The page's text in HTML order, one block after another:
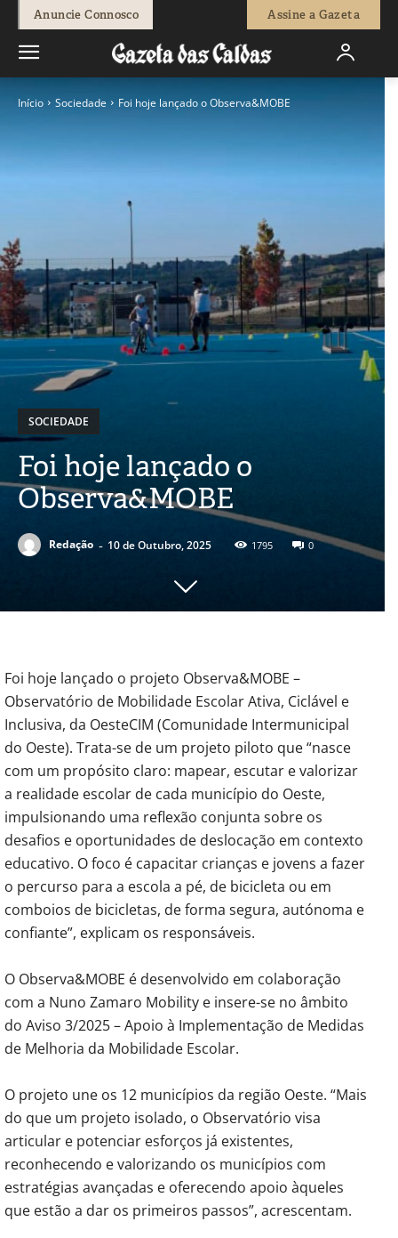
Anuncie Connosco Assine a Gazeta
Início Sociedade Foi hoje lançado o Observa&MOBE
SOCIEDADE
Foi hoje lançado o
Observa&MOBE
Redação - 10 de Outubro, 2025 1795 0
Foi hoje lançado o projeto Observa&MOBE –
Observatório de Mobilidade Escolar Ativa, Ciclável e
Inclusiva, da OesteCIM (Comunidade Intermunicipal
do Oeste). Trata-se de um projeto piloto que “nasce
com um propósito claro: mapear, escutar e valorizar
a realidade escolar de cada município do Oeste,
impulsionando uma reflexão conjunta sobre os
desafios e oportunidades de deslocação em contexto
educativo. O foco é capacitar crianças e jovens a fazer
o percurso para a escola a pé, de bicicleta ou em
comboios de bicicletas, de forma segura, autónoma e
confiante”, explicam os responsáveis.
O Observa&MOBE é desenvolvido em colaboração
com a Nuno Zamaro Mobility e insere-se no âmbito
do Aviso 3/2025 – Apoio à Implementação de Medidas
de Melhoria da Mobilidade Escolar.
O projeto une os 12 municípios da região Oeste. “Mais
do que um projeto isolado, o Observatório visa
articular e potenciar esforços já existentes,
reconhecendo e valorizando os municípios com
estratégias avançadas e oferecendo apoio àqueles
que estão a dar os primeiros passos”, acrescentam.